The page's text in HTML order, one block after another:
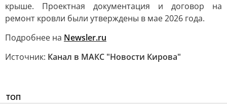
крыше. Проектная документация и договор на
ремонт кровли были утверждены в мае 2026 года.
Подробнее на Newsler.ru
Источник: Канал в МАКС "Новости Кирова"
ТОП